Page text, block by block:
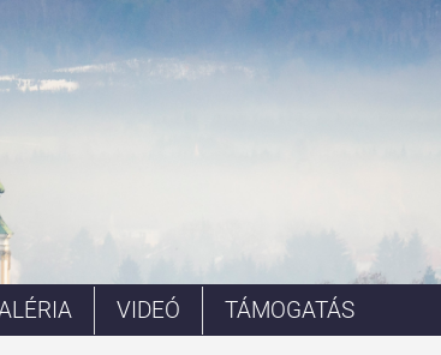
VIDEÓ TÁMOGATÁS